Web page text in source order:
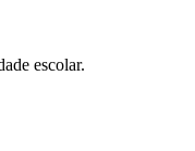
escolar.